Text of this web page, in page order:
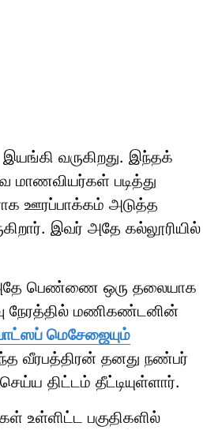
வருகிறது. இந்தக்
மாணவியர்கள் படித்து
ஊரப்பாக்கம் அடுத்த
இவர் அதே கல்லூரியில்
பெண்ணை ஒரு தலையாக
நேரத்தில் மணிகண்டனின்
மெசேஜையும்
வீரபத்திரன் தனது நண்பர்
திட்டம் தீட்டியுள்ளார்.
உள்ளிட்ட பகுதிகளில்